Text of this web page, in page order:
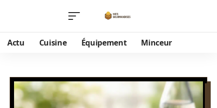
Actu Cuisine Équipement Minceur